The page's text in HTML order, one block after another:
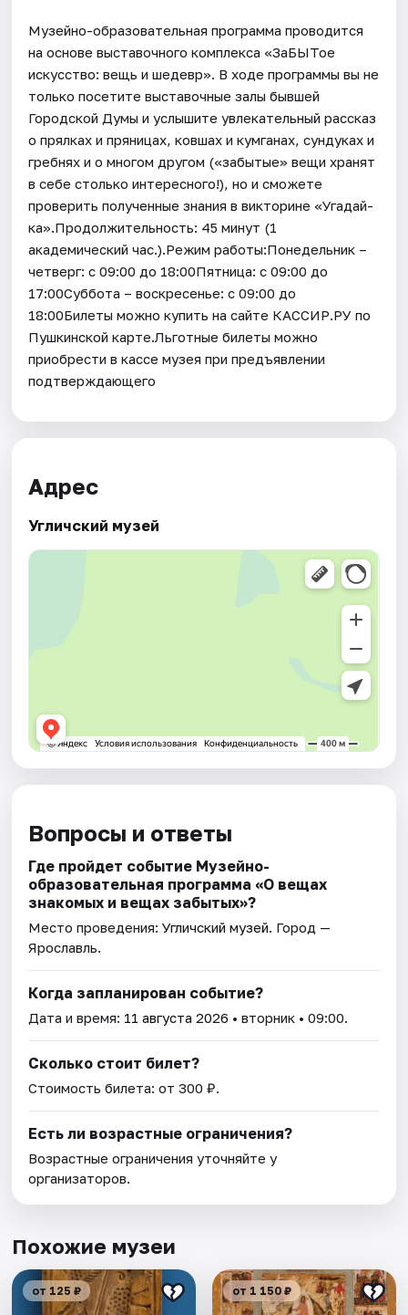
Музейно-образовательная программа проводится
на основе выставочного комплекса «ЗаБЫТое
искусство: вещь и шедевр». В ходе программы вы не
только посетите выставочные залы бывшей
Городской Думы и услышите увлекательный рассказ
о прялках и пряницах, ковшах и кумганах, сундуках и
гребнях и о многом другом («забытые» вещи хранят
в себе столько интересного!), но и сможете
проверить полученные знания в викторине «Угадай-
ка».Продолжительность: 45 минут (1
академический час.).Режим работы:Понедельник –
четверг: с 09:00 до 18:00Пятница: с 09:00 до
17:00Суббота – воскресенье: с 09:00 до
18:00Билеты можно купить на сайте КАССИР.РУ по
Пушкинской карте.Льготные билеты можно
приобрести в кассе музея при предъявлении
подтверждающего
Адрес
Угличский музей
Вопросы и ответы
Где пройдет событие Музейно-
образовательная программа «О вещах
знакомых и вещах забытых»?
Место проведения:Угличский музей. Город —
Ярославль.
Когда запланирован событие?
Дата и время: 11 августа 2026 • вторник • 09:00.
Сколько стоит билет?
Стоимость билета: от 300 ₽.
Есть ли возрастные ограничения?
Возрастные ограничения уточняйте у
организаторов.
Похожие музеи
от 125 ₽ от 1 150 ₽